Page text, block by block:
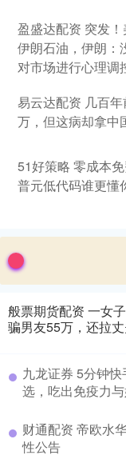
盈盛达配资 突发
伊朗石油，伊朗：
对市场进行心理调
易云达配资 几百
万，但这病却拿中
51好策略 零成本
普元低代码谁更懂
般票期货配资 一女
骗男友55万，还拉丈
九龙证券 5分钟
选，吃出免疫力
财通配资 帝欧水
性公告